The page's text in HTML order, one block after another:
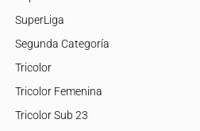
SuperLiga
Segunda Categoría
Tricolor
Tricolor Femenina
Tricolor Sub 23